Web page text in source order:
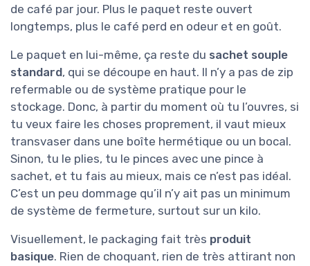
de café par jour. Plus le paquet reste ouvert
longtemps, plus le café perd en odeur et en goût.
Le paquet en lui-même, ça reste du sachet souple
standard, qui se découpe en haut. Il n’y a pas de zip
refermable ou de système pratique pour le
stockage. Donc, à partir du moment où tu l’ouvres, si
tu veux faire les choses proprement, il vaut mieux
transvaser dans une boîte hermétique ou un bocal.
Sinon, tu le plies, tu le pinces avec une pince à
sachet, et tu fais au mieux, mais ce n’est pas idéal.
C’est un peu dommage qu’il n’y ait pas un minimum
de système de fermeture, surtout sur un kilo.
Visuellement, le packaging fait très produit
basique. Rien de choquant, rien de très attirant non